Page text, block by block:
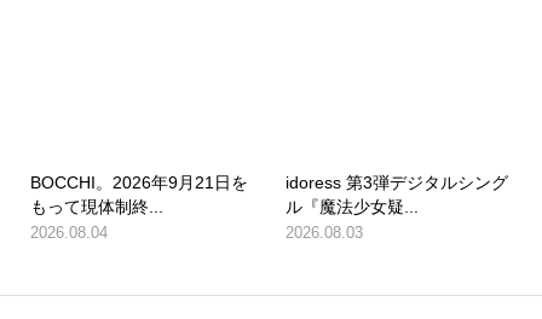
BOCCHI。2026年9月21日を
もって現体制終...
2026.08.04
idoress 第3弾デジタルシング
ル『魔法少女疑...
2026.08.03